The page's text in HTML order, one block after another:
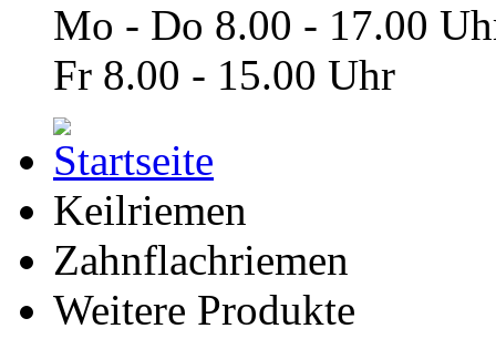
Mo - Do 8.00 - 17.00
Fr 8.00 - 15.00 Uhr
Keilriemen
Zahnflachriemen
Weitere Produkte